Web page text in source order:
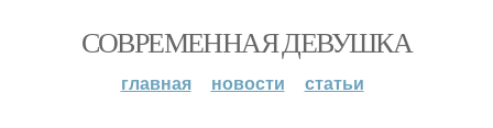
СОВРЕМЕННАЯ ДЕВУШКА
главная новости статьи